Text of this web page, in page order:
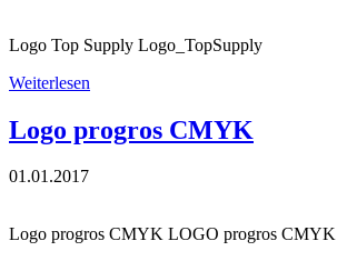
Logo Top Supply Logo_TopSupply
Weiterlesen
Logo progros CMYK
01.01.2017
Logo progros CMYK LOGO progros CMYK